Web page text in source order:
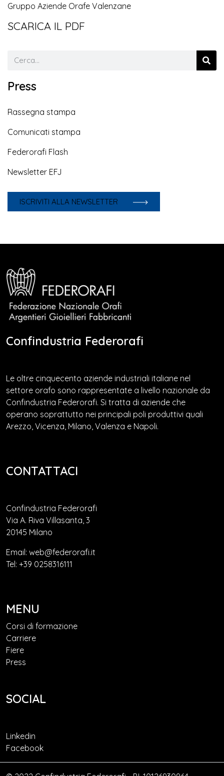
Gruppo Aziende Orafe Valenzane
SCARICA IL PDF
Press
Rassegna stampa
Comunicati stampa
Federorafi Flash
Newsletter EFJ
ISCRIVITI ALLA NEWSLETTER
Confindustria Federorafi
Le oltre cinquecento aziende industriali italiane nel
settore orafo sono rappresentate a livello nazionale da
Confindustria Federorafi. Si tratta di aziende che
operano soprattutto nei principali poli produttivi quali
Arezzo, Vicenza, Milano, Valenza e Napoli.
CONTATTACI
Confindustria Federorafi
Via A. Riva Villasanta, 3
20145 Milano
Email: web@federorafi.it
Tel: +39 0258316111
MENU
Corsi di formazione
Carriere
Fiere
Press
SOCIAL
Linkedin
Facebook